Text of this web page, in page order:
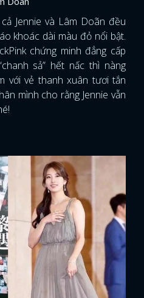
Jennie và Lâm Doãn đều
khoác dài màu đỏ nổi bật.
chứng minh đẳng cấp
sả” hết nấc thì nàng
với vẻ thanh xuân tươi tắn
mình cho rằng Jennie vẫn